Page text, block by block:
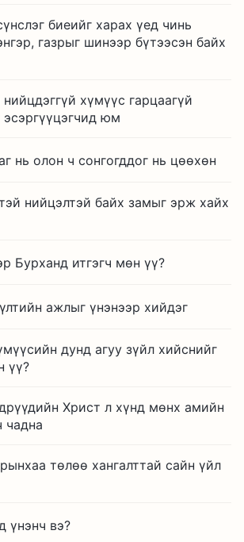
биеийг харах үед чинь
газрыг шинээр бүтээсэн байх
хүмүүс гарцаагүй
эсэргүүцэгчид юм
нь олон ч сонгогддог нь цөөхөн
нийцэлтэй байх замыг эрж хайх
Бурханд итгэгч мөн үү?
ажлыг үнэнээр хийдэг
дунд агуу зүйл хийснийг
үү?
Христ л хүнд мөнх амийн
чадна
төлөө хангалттай сайн үйл
үнэнч вэ?